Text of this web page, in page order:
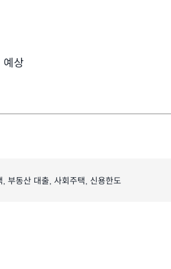
예상
부동산 대출 사회주택 신용한도